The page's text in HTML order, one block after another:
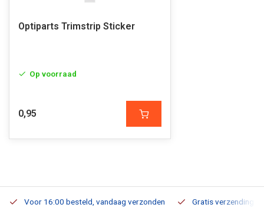
Optiparts Trimstrip Sticker
Op voorraad
0,95
Voor 16:00 besteld, vandaag verzonden Gratis verzending